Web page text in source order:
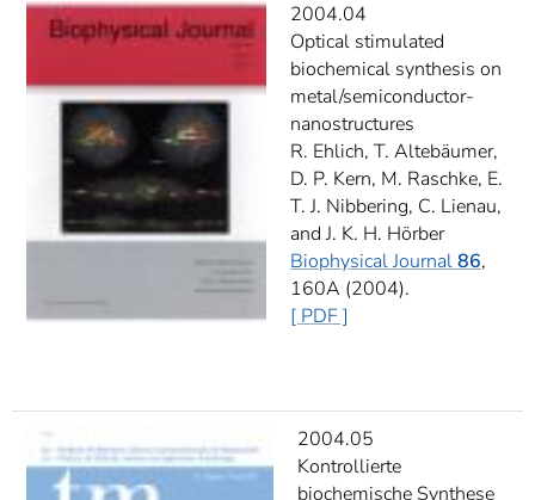
2004.04
Optical stimulated
biochemical synthesis on
metal/semiconductor-
nanostructures
R. Ehlich, T. Altebäumer,
D. P. Kern, M. Raschke, E.
T. J. Nibbering, C. Lienau,
and J. K. H. Hörber
Biophysical Journal86,
160A (2004).
[ PDF ]
2004.05
Kontrollierte
biochemische Synthese